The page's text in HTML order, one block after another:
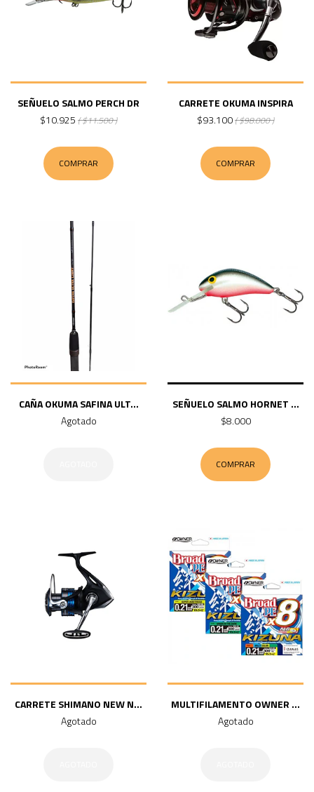
SEÑUELO SALMO PERCH DR
$10.925 ( $11.500 )
COMPRAR
CARRETE OKUMA INSPIRA
$93.100( $98.000 )
COMPRAR
CAÑA OKUMA SAFINA ULT...
Agotado
SEÑUELO SALMO HORNET ...
$8.000
COMPRAR
CARRETE SHIMANO NEW N...
Agotado
MULTIFILAMENTO OWNER ...
Agotado